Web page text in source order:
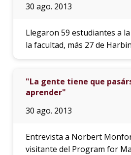
30 ago. 2013
Llegaron 59 estudiantes a
la facultad, más 27 de
"La gente tiene que
aprender"
30 ago. 2013
Entrevista a Norbert
visitante del Program for